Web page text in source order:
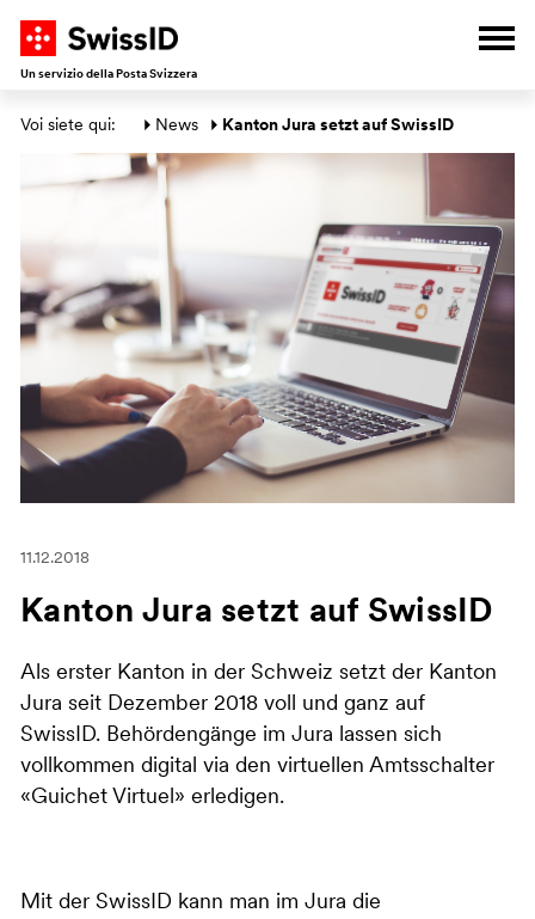
Un servizio della Posta Svizzera
Area principale
Voi siete qui: News Kanton Jura setzt auf SwissID
11.12.2018
Kanton Jura setzt auf SwissID
Als erster Kanton in der Schweiz setzt der Kanton
Jura seit Dezember 2018 voll und ganz auf
SwissID. Behördengänge im Jura lassen sich
vollkommen digital via den virtuellen Amtsschalter
«Guichet Virtuel» erledigen.
Mit der SwissID kann man im Jura die